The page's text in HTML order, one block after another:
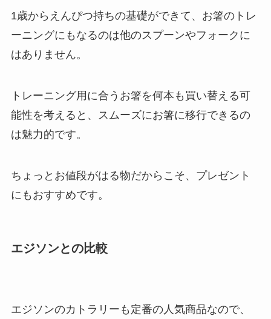
1歳からえんぴつ持ちの基礎ができて、お箸のトレ
ーニングにもなるのは他のスプーンやフォークに
はありません。
トレーニング用に合うお箸を何本も買い替える可
能性を考えると、スムーズにお箸に移行できるの
は魅力的です。
ちょっとお値段がはる物だからこそ、プレゼント
にもおすすめです。
エジソンとの比較
エジソンのカトラリーも定番の人気商品なので、